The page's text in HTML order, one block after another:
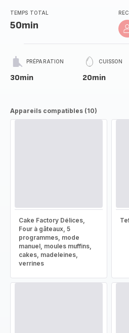
TEMPS TOTAL
50min
PRÉPARATION
30min
CUISSON
20min
Appareils compatibles (10)
Cake Factory Délices,
Four à gâteaux, 5
programmes, mode
manuel, moules muffins,
cakes, madeleines,
verrines